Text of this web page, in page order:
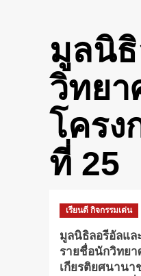
มูลนิ
วิทยา
โครง
ที่ 25
เรียนดี กิจกรรมเด่น
มูลนิธิลอรีอัลแล
รายชื่อนักวิทยา
เกียรติยศนานา